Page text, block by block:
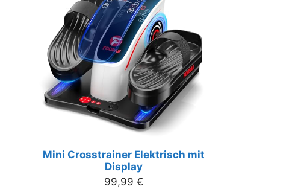
Mini Crosstrainer Elektrisch mit
Display
99,99 €